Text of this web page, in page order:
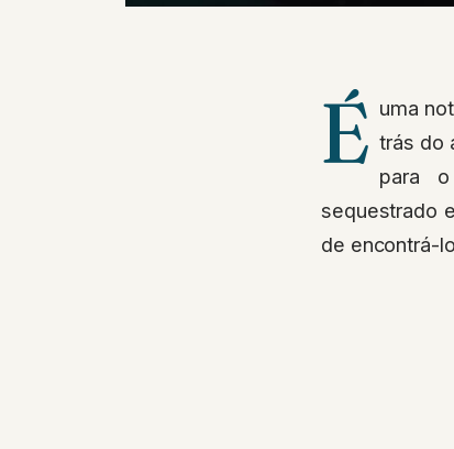
É uma
trás do
para
sequestrado
de encontrá-